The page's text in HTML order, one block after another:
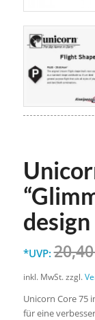
design
*UVP:
inkl. MwSt. zzgl.
Unicorn Core 75
für eine